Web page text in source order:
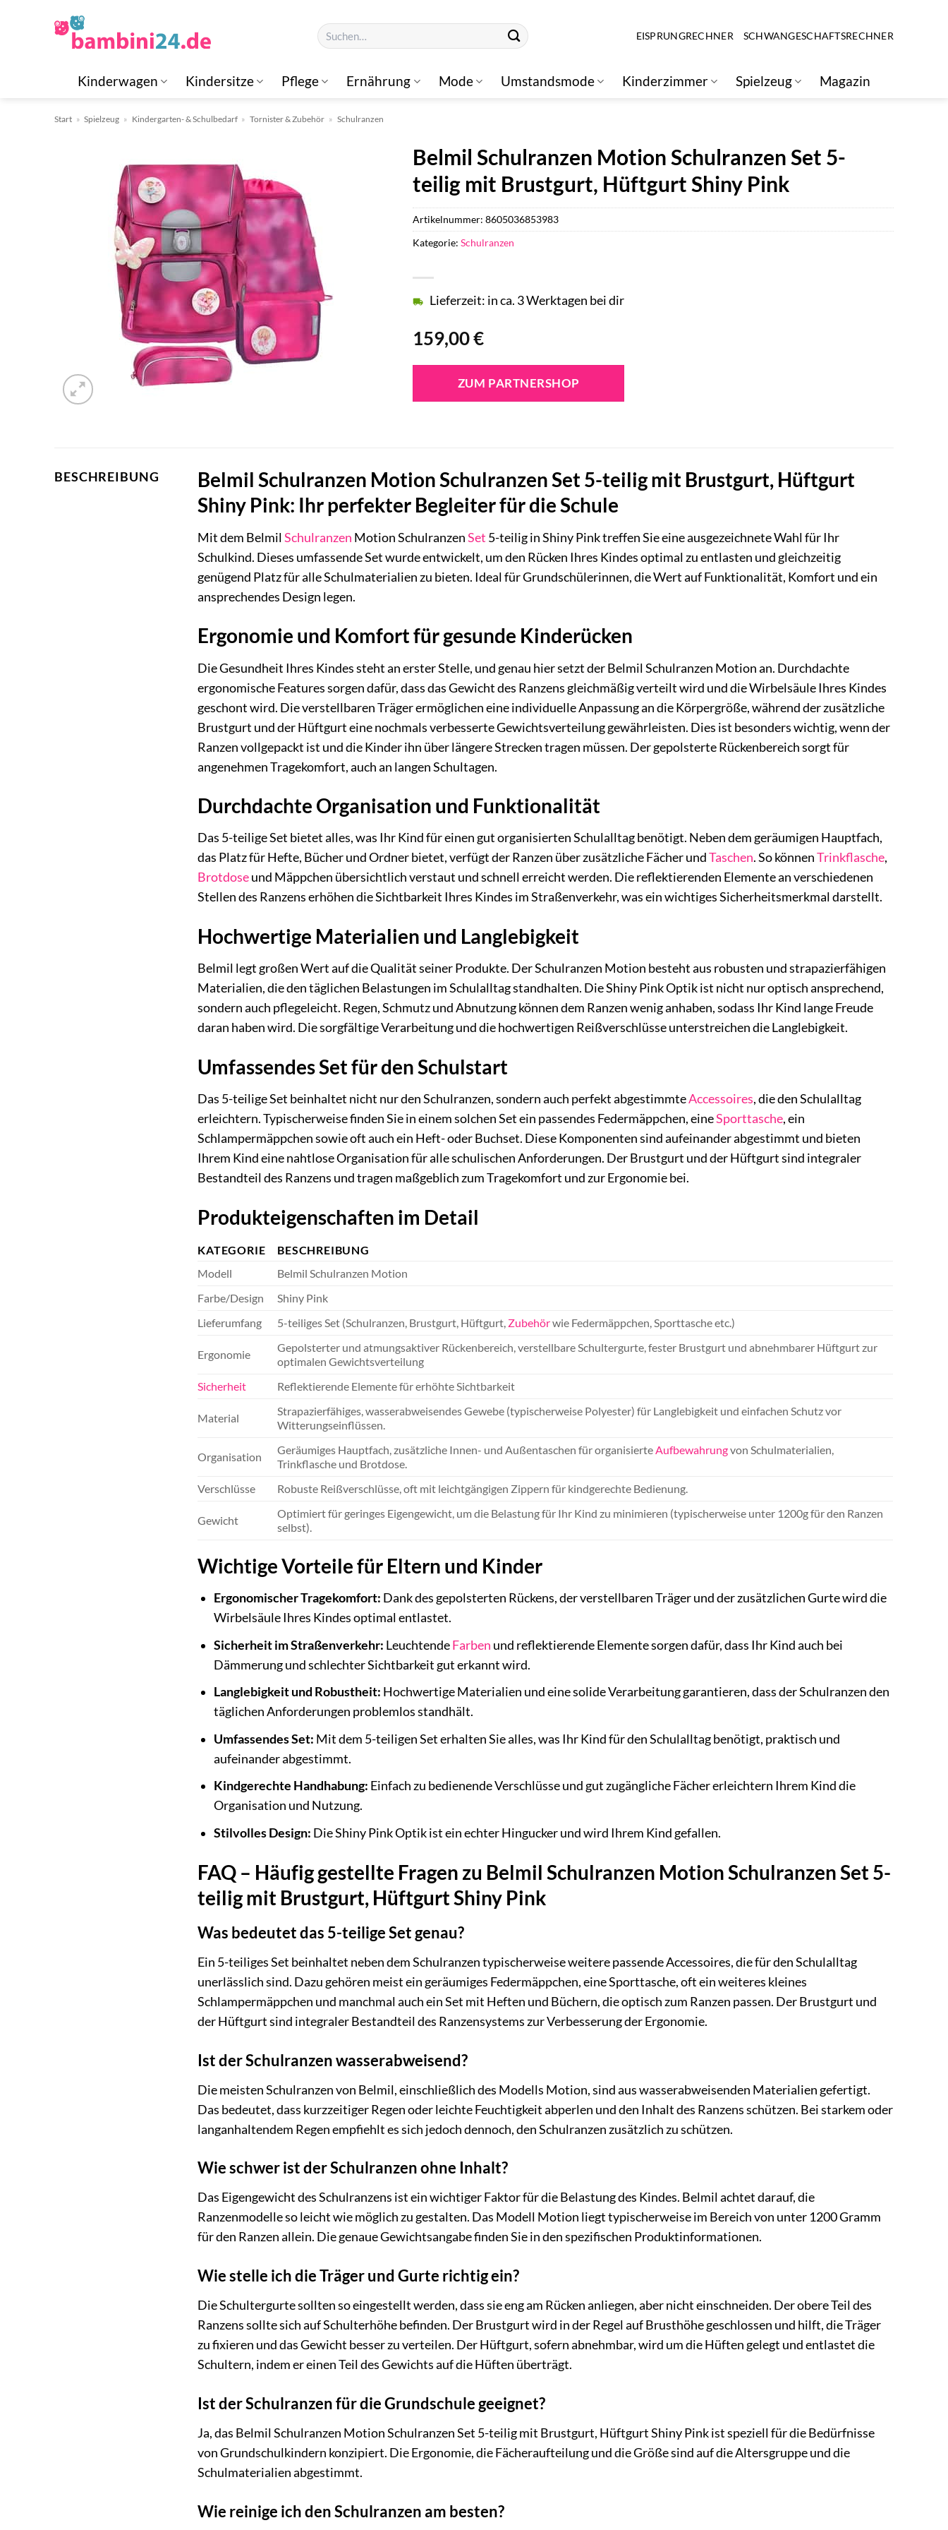
Suchen
nach:
EISPRUNGRECHNER SCHWANGESCHAFTSRECHNER
Kinderwagen Kindersitze Pflege Ernährung Mode Umstandsmode Kinderzimmer Spielzeug Magazin
Start » Spielzeug » Kindergarten- & Schulbedarf » Tornister & Zubehör » Schulranzen
Belmil Schulranzen Motion Schulranzen Set 5-
teilig mit Brustgurt, Hüftgurt Shiny Pink
159,00€
Lieferzeit: in ca. 3 Werktagen bei dir
ZUM PARTNERSHOP
Artikelnummer:8605036853983
Kategorie:Schulranzen
BESCHREIBUNG
Belmil Schulranzen Motion Schulranzen Set 5-teilig mit Brustgurt, Hüftgurt
Shiny Pink: Ihr perfekter Begleiter für die Schule
Mit dem BelmilSchulranzen Motion SchulranzenSet 5-teilig in Shiny Pink treffen Sie eine ausgezeichnete Wahl für Ihr
Schulkind. Dieses umfassende Set wurde entwickelt, um den Rücken Ihres Kindes optimal zu entlasten und gleichzeitig
genügend Platz für alle Schulmaterialien zu bieten. Ideal für Grundschülerinnen, die Wert auf Funktionalität, Komfort und ein
ansprechendes Design legen.
Ergonomie und Komfort für gesunde Kinderücken
Die Gesundheit Ihres Kindes steht an erster Stelle, und genau hier setzt der Belmil Schulranzen Motion an. Durchdachte
ergonomische Features sorgen dafür, dass das Gewicht des Ranzens gleichmäßig verteilt wird und die Wirbelsäule Ihres Kindes
geschont wird. Die verstellbaren Träger ermöglichen eine individuelle Anpassung an die Körpergröße, während der zusätzliche
Brustgurt und der Hüftgurt eine nochmals verbesserte Gewichtsverteilung gewährleisten. Dies ist besonders wichtig, wenn der
Ranzen vollgepackt ist und die Kinder ihn über längere Strecken tragen müssen. Der gepolsterte Rückenbereich sorgt für
angenehmen Tragekomfort, auch an langen Schultagen.
Durchdachte Organisation und Funktionalität
Das 5-teilige Set bietet alles, was Ihr Kind für einen gut organisierten Schulalltag benötigt. Neben dem geräumigen Hauptfach,
das Platz für Hefte, Bücher und Ordner bietet, verfügt der Ranzen über zusätzliche Fächer undTaschen. So könnenTrinkflasche,
Brotdoseund Mäppchen übersichtlich verstaut und schnell erreicht werden. Die reflektierenden Elemente an verschiedenen
Stellen des Ranzens erhöhen die Sichtbarkeit Ihres Kindes im Straßenverkehr, was ein wichtiges Sicherheitsmerkmal darstellt.
Hochwertige Materialien und Langlebigkeit
Belmil legt großen Wert auf die Qualität seiner Produkte. Der Schulranzen Motion besteht aus robusten und strapazierfähigen
Materialien, die den täglichen Belastungen im Schulalltag standhalten. Die Shiny Pink Optik ist nicht nur optisch ansprechend,
sondern auch pflegeleicht. Regen, Schmutz und Abnutzung können dem Ranzen wenig anhaben, sodass Ihr Kind lange Freude
daran haben wird. Die sorgfältige Verarbeitung und die hochwertigen Reißverschlüsse unterstreichen die Langlebigkeit.
Umfassendes Set für den Schulstart
Das 5-teilige Set beinhaltet nicht nur den Schulranzen, sondern auch perfekt abgestimmteAccessoires, die den Schulalltag
erleichtern. Typischerweise finden Sie in einem solchen Set ein passendes Federmäppchen, eineSporttasche, ein
Schlampermäppchen sowie oft auch ein Heft- oder Buchset. Diese Komponenten sind aufeinander abgestimmt und bieten
Ihrem Kind eine nahtlose Organisation für alle schulischen Anforderungen. Der Brustgurt und der Hüftgurt sind integraler
Bestandteil des Ranzens und tragen maßgeblich zum Tragekomfort und zur Ergonomie bei.
Produkteigenschaften im Detail
KATEGORIE
BESCHREIBUNG
Modell
Belmil Schulranzen Motion
Farbe/Design
Shiny Pink
Lieferumfang
5-teiliges Set (Schulranzen, Brustgurt, Hüftgurt, Zubehörwie Federmäppchen, Sporttasche etc.)
Ergonomie
Gepolsterter und atmungsaktiver Rückenbereich, verstellbare Schultergurte, fester Brustgurt und abnehmbarer Hüftgurt zur
optimalen Gewichtsverteilung
Sicherheit
Reflektierende Elemente für erhöhte Sichtbarkeit
Material
Strapazierfähiges, wasserabweisendes Gewebe (typischerweise Polyester) für Langlebigkeit und einfachen Schutz vor
Witterungseinflüssen.
Organisation
Geräumiges Hauptfach, zusätzliche Innen- und Außentaschen für organisierteAufbewahrungvon Schulmaterialien,
Trinkflasche und Brotdose.
Verschlüsse
Robuste Reißverschlüsse, oft mit leichtgängigen Zippern für kindgerechte Bedienung.
Gewicht
Optimiert für geringes Eigengewicht, um die Belastung für Ihr Kind zu minimieren (typischerweise unter 1200g für den Ranzen
selbst).
Wichtige Vorteile für Eltern und Kinder
Ergonomischer Tragekomfort: Dank des gepolsterten Rückens, der verstellbaren Träger und der zusätzlichen Gurte wird die
Wirbelsäule Ihres Kindes optimal entlastet.
Sicherheit im Straßenverkehr: LeuchtendeFarben und reflektierende Elemente sorgen dafür, dass Ihr Kind auch bei
Dämmerung und schlechter Sichtbarkeit gut erkannt wird.
Langlebigkeit und Robustheit: Hochwertige Materialien und eine solide Verarbeitung garantieren, dass der Schulranzen den
täglichen Anforderungen problemlos standhält.
Umfassendes Set: Mit dem 5-teiligen Set erhalten Sie alles, was Ihr Kind für den Schulalltag benötigt, praktisch und
aufeinander abgestimmt.
Kindgerechte Handhabung: Einfach zu bedienende Verschlüsse und gut zugängliche Fächer erleichtern Ihrem Kind die
Organisation und Nutzung.
Stilvolles Design: Die Shiny Pink Optik ist ein echter Hingucker und wird Ihrem Kind gefallen.
FAQ – Häufig gestellte Fragen zu Belmil Schulranzen Motion Schulranzen Set 5-
teilig mit Brustgurt, Hüftgurt Shiny Pink
Was bedeutet das 5-teilige Set genau?
Ein 5-teiliges Set beinhaltet neben dem Schulranzen typischerweise weitere passende Accessoires, die für den Schulalltag
unerlässlich sind. Dazu gehören meist ein geräumiges Federmäppchen, eine Sporttasche, oft ein weiteres kleines
Schlampermäppchen und manchmal auch ein Set mit Heften und Büchern, die optisch zum Ranzen passen. Der Brustgurt und
der Hüftgurt sind integraler Bestandteil des Ranzensystems zur Verbesserung der Ergonomie.
Ist der Schulranzen wasserabweisend?
Die meisten Schulranzen von Belmil, einschließlich des Modells Motion, sind aus wasserabweisenden Materialien gefertigt.
Das bedeutet, dass kurzzeitiger Regen oder leichte Feuchtigkeit abperlen und den Inhalt des Ranzens schützen. Bei starkem oder
langanhaltendem Regen empfiehlt es sich jedoch dennoch, den Schulranzen zusätzlich zu schützen.
Wie schwer ist der Schulranzen ohne Inhalt?
Das Eigengewicht des Schulranzens ist ein wichtiger Faktor für die Belastung des Kindes. Belmil achtet darauf, die
Ranzenmodelle so leicht wie möglich zu gestalten. Das Modell Motion liegt typischerweise im Bereich von unter 1200 Gramm
für den Ranzen allein. Die genaue Gewichtsangabe finden Sie in den spezifischen Produktinformationen.
Wie stelle ich die Träger und Gurte richtig ein?
Die Schultergurte sollten so eingestellt werden, dass sie eng am Rücken anliegen, aber nicht einschneiden. Der obere Teil des
Ranzens sollte sich auf Schulterhöhe befinden. Der Brustgurt wird in der Regel auf Brusthöhe geschlossen und hilft, die Träger
zu fixieren und das Gewicht besser zu verteilen. Der Hüftgurt, sofern abnehmbar, wird um die Hüften gelegt und entlastet die
Schultern, indem er einen Teil des Gewichts auf die Hüften überträgt.
Ist der Schulranzen für die Grundschule geeignet?
Ja, das Belmil Schulranzen Motion Schulranzen Set 5-teilig mit Brustgurt, Hüftgurt Shiny Pink ist speziell für die Bedürfnisse
von Grundschulkindern konzipiert. Die Ergonomie, die Fächeraufteilung und die Größe sind auf die Altersgruppe und die
Schulmaterialien abgestimmt.
Wie reinige ich den Schulranzen am besten?